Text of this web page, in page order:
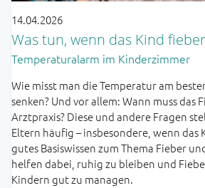
14.04.2026
Was tun, wenn das Kind
Temperaturalarm im Kinderzimmer
Wie misst man die Temperatur am
senken? Und vor allem: Wann muss das
Arztpraxis? Diese und andere Fragen
Eltern häufig – insbesondere, wenn das
gutes Basiswissen zum Thema Fieber
helfen dabei, ruhig zu bleiben und
Kindern gut zu managen.